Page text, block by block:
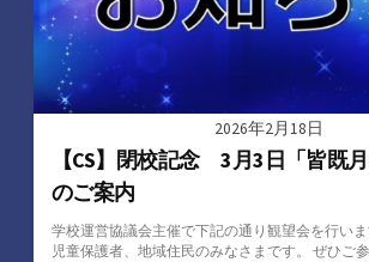
2026年2月18日
【CS】閉校記念 3月3日「皆既月
のご案内
学校運営協議会主催で下記の通り観望会を行い
児童保護者、地域住民のみなさまです。 ぜひご参